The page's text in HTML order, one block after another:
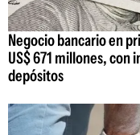
Negocio bancario en
US$ 671 millones, con
depósitos